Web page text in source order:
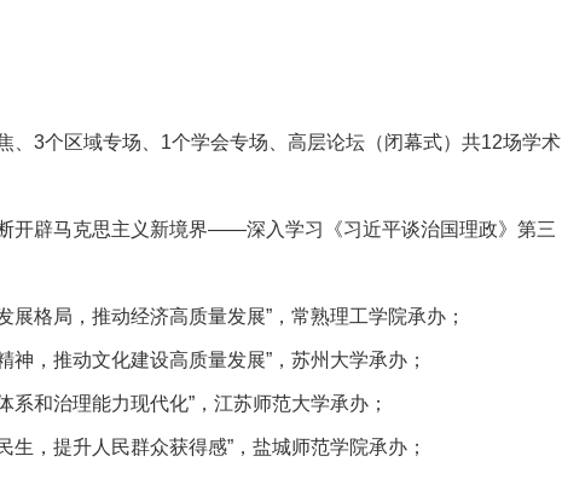
、3个区域专场、1个学会专场、高层论坛（闭幕式）共12场学术
开辟马克思主义新境界——深入学习《习近平谈治国理政》第三
格局，推动经济高质量发展”，常熟理工学院承办；
，推动文化建设高质量发展”，苏州大学承办；
和治理能力现代化”，江苏师范大学承办；
，提升人民群众获得感”，盐城师范学院承办；